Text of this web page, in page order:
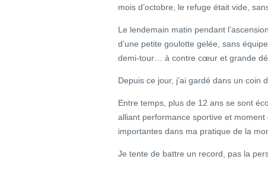
mois d’octobre, le refuge était vide,
Le lendemain matin pendant
d’une petite goulotte gelée, sans
demi-tour… à contre cœur et grande
Depuis ce jour, j’ai gardé dans un coin
Entre temps, plus de 12 ans se sont
alliant performance sportive et
importantes dans ma pratique de la
Je tente de battre un record, pas la